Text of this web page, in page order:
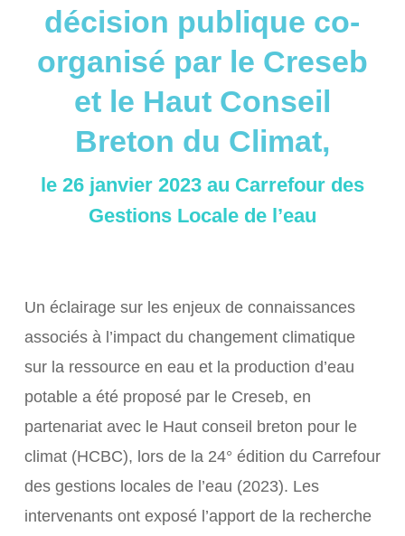
décision publique co-
organisé par le Creseb
et le Haut Conseil
Breton du Climat,
le 26 janvier 2023 au Carrefour des
Gestions Locale de l’eau
Un éclairage sur les enjeux de connaissances
associés à l’impact du changement climatique
sur la ressource en eau et la production d’eau
potable a été proposé par le Creseb, en
partenariat avec le Haut conseil breton pour le
climat (HCBC), lors de la 24° édition du Carrefour
des gestions locales de l’eau (2023). Les
intervenants ont exposé l’apport de la recherche